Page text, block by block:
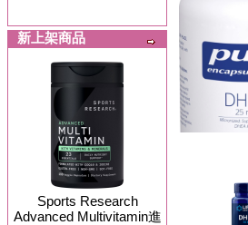
新上架商品
Sports Research
Advanced Multivitamin進